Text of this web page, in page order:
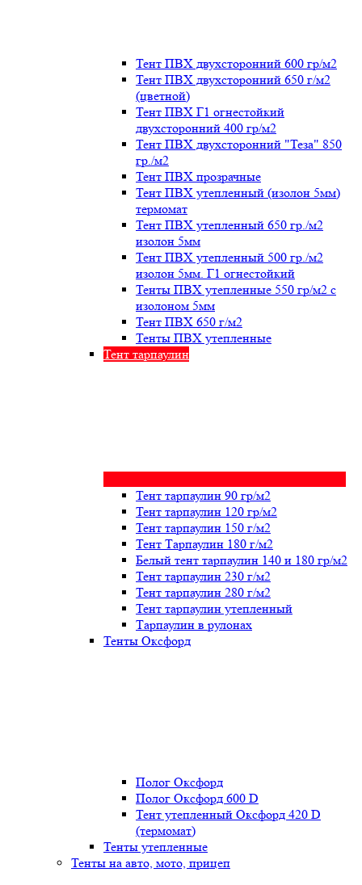
Тент ПВХ двухсторонний 600 гр/м2
Тент ПВХ двухсторонний 650 г/м2
(цветной)
Тент ПВХ Г1 огнестойкий
двухсторонний 400 гр/м2
Тент ПВХ двухсторонний "Теза" 850
гр./м2
Тент ПВХ прозрачные
Тент ПВХ утепленный (изолон 5мм)
термомат
Тент ПВХ утепленный 650 гр./м2
изолон 5мм
Тент ПВХ утепленный 500 гр./м2
изолон 5мм. Г1 огнестойкий
Тенты ПВХ утепленные 550 гр/м2 с
изолоном 5мм
Тент ПВХ 650 г/м2
Тенты ПВХ утепленные
Тент тарпаулин
Тент тарпаулин 90 гр/м2
Тент тарпаулин 120 гр/м2
Тент тарпаулин 150 г/м2
Тент Тарпаулин 180 г/м2
Белый тент тарпаулин 140 и 180 гр/м2
Тент тарпаулин 230 г/м2
Тент тарпаулин 280 г/м2
Тент тарпаулин утепленный
Тарпаулин в рулонах
Тенты Оксфорд
Полог Оксфорд
Полог Оксфорд 600 D
Тент утепленный Оксфорд 420 D
(термомат)
Тенты утепленные
Тенты на авто, мото, прицеп